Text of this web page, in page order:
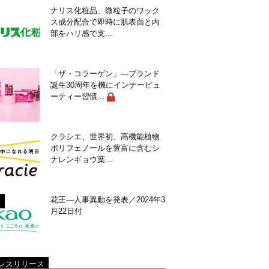
ナリス化粧品、微粒子のワック
ス成分配合で即時に肌表面と内
部をハリ感で支...
「ザ・コラーゲン」―ブランド
誕生30周年を機にインナービュ
ーティー習慣...
クラシエ、世界初、高機能植物
ポリフェノールを豊富に含むシ
ナレンギョウ葉...
花王―人事異動を発表／2024年3
月22日付
スリリース